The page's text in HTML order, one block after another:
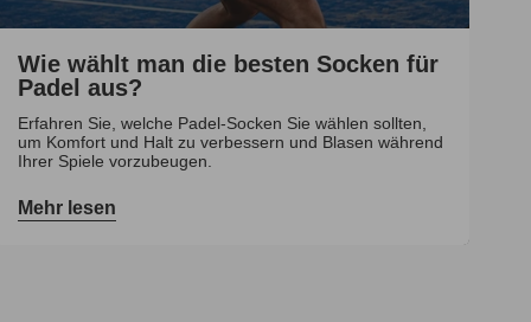
Wie wählt man die besten Socken für
Padel aus?
Erfahren Sie, welche Padel-Socken Sie wählen sollten,
um Komfort und Halt zu verbessern und Blasen während
Ihrer Spiele vorzubeugen.
Mehr lesen